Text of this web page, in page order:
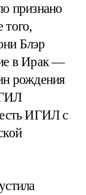
признано
того,
Блэр
в Ирак —
рождения
ИГИЛ с